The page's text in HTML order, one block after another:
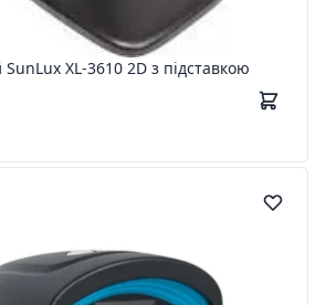
XL-3610 2D з підставкою